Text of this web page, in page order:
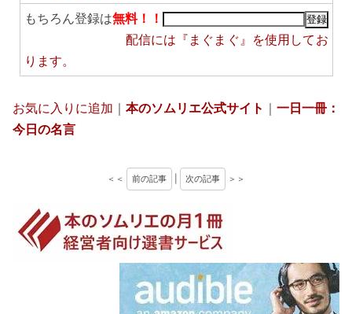
もちろん登録は無料！！
配信には 『まぐまぐ』 を使用してお
ります。
お気に入りに追加 ｜ 本のソムリエ公式サイト ｜ 一日一冊：
今日の名言
＜＜ 前の記事 次の記事 ＞＞